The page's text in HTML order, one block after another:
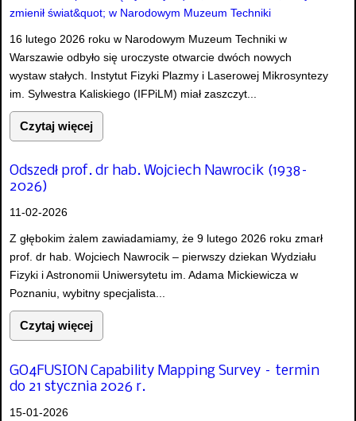
16 lutego 2026 roku w Narodowym Muzeum Techniki w
Warszawie odbyło się uroczyste otwarcie dwóch nowych
wystaw stałych. Instytut Fizyki Plazmy i Laserowej Mikrosyntezy
im. Sylwestra Kaliskiego (IFPiLM) miał zaszczyt...
Czytaj więcej
Odszedł prof. dr hab. Wojciech Nawrocik (1938–
2026)
11-02-2026
Z głębokim żalem zawiadamiamy, że 9 lutego 2026 roku zmarł
prof. dr hab. Wojciech Nawrocik – pierwszy dziekan Wydziału
Fizyki i Astronomii Uniwersytetu im. Adama Mickiewicza w
Poznaniu, wybitny specjalista...
Czytaj więcej
GO4FUSION Capability Mapping Survey – termin
do 21 stycznia 2026 r.
15-01-2026